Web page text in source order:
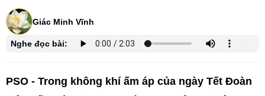
Giác Minh Vĩnh
Nghe đọc bài:
PSO - Trong không khí ấm áp của ngày Tết Đoàn